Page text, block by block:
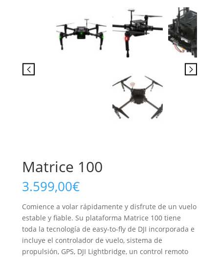
Matrice 100
3.599,00€
Comience a volar rápidamente y disfrute de un vuelo
estable y fiable. Su plataforma Matrice 100 tiene
toda la tecnología de easy-to-fly de DJI incorporada e
incluye el controlador de vuelo, sistema de
propulsión, GPS, DJI Lightbridge, un control remoto